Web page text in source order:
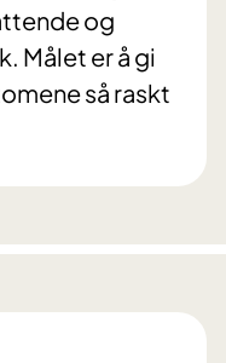
og
Målet er å gi
så raskt